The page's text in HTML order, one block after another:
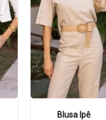
Blusa Ipê